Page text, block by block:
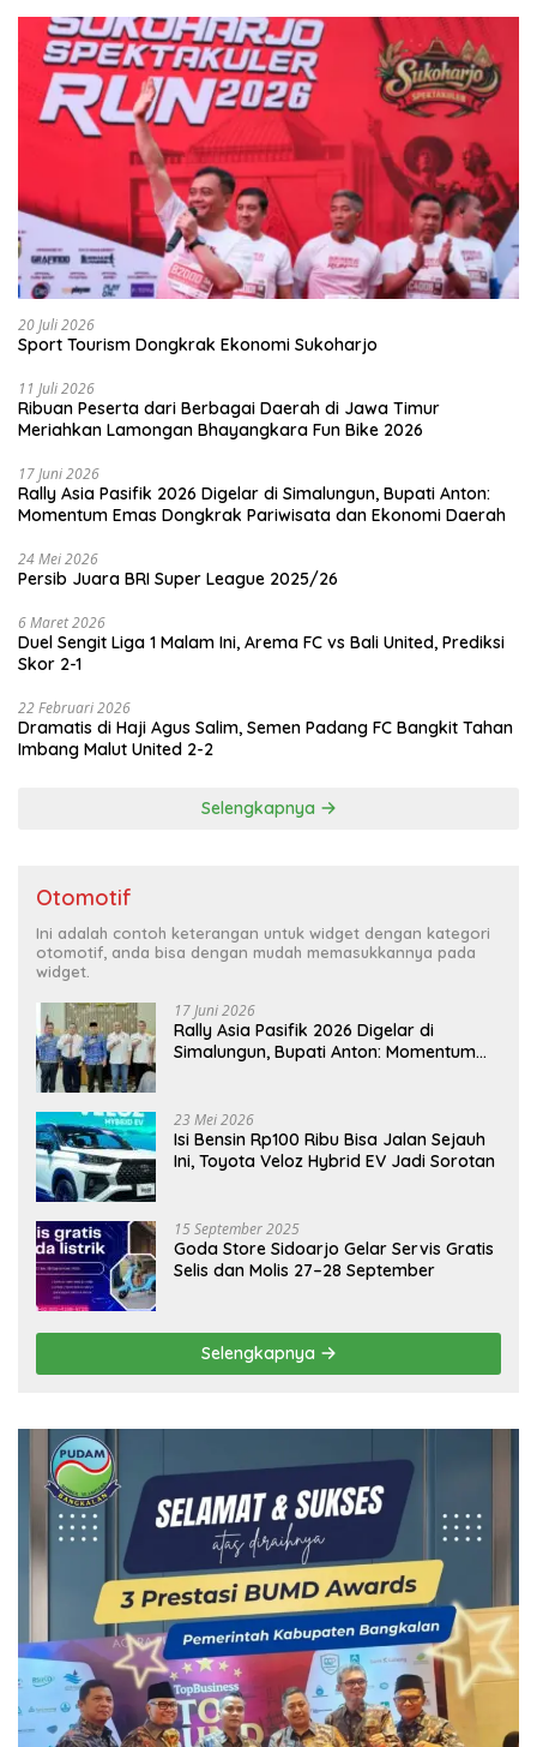
20 Juli 2026
Sport Tourism Dongkrak Ekonomi Sukoharjo
11 Juli 2026
Ribuan Peserta dari Berbagai Daerah di Jawa Timur
Meriahkan Lamongan Bhayangkara Fun Bike 2026
17 Juni 2026
Rally Asia Pasifik 2026 Digelar di Simalungun, Bupati Anton:
Momentum Emas Dongkrak Pariwisata dan Ekonomi Daerah
24 Mei 2026
Persib Juara BRI Super League 2025/26
6 Maret 2026
Duel Sengit Liga 1 Malam Ini, Arema FC vs Bali United, Prediksi
Skor 2-1
22 Februari 2026
Dramatis di Haji Agus Salim, Semen Padang FC Bangkit Tahan
Imbang Malut United 2-2
Selengkapnya
Otomotif
Ini adalah contoh keterangan untuk widget dengan kategori
otomotif, anda bisa dengan mudah memasukkannya pada
widget.
17 Juni 2026
Rally Asia Pasifik 2026 Digelar di
Simalungun, Bupati Anton: Momentum
23 Mei 2026
Isi Bensin Rp100 Ribu Bisa Jalan Sejauh
Ini, Toyota Veloz Hybrid EV Jadi Sorotan
15 September 2025
Goda Store Sidoarjo Gelar Servis Gratis
Selis dan Molis 27–28 September
Selengkapnya